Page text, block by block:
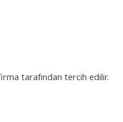
tarafından tercih edilir.